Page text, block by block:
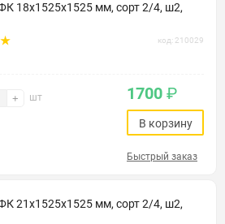
18х1525х1525 мм, сорт 2/4, ш2,
код: 210029
+ шт 1700 ₽
В корзину
Быстрый заказ
21х1525х1525 мм, сорт 2/4, ш2,